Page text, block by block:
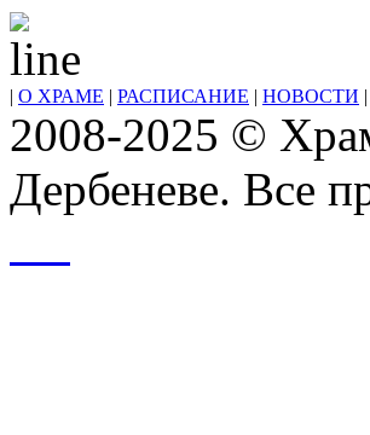
| О ХРАМЕ | РАСПИСАНИЕ | НОВОСТИ |
2008-2025 ©
Дербеневе. Все